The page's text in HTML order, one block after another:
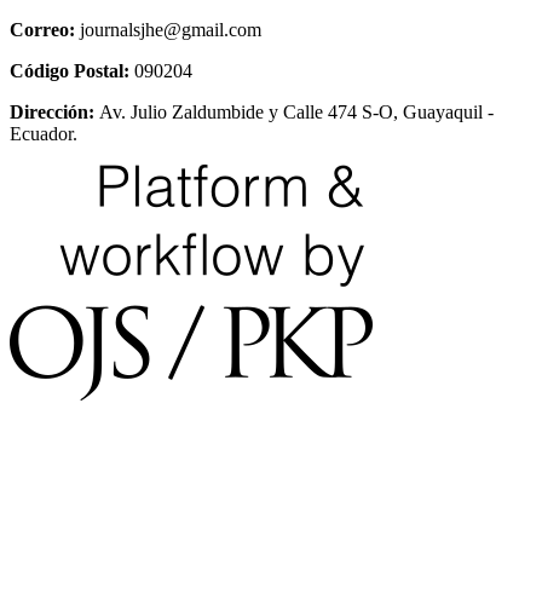
Correo: journalsjhe@gmail.com
Código Postal: 090204
Dirección: Av. Julio Zaldumbide y Calle 474 S-O, Guayaquil -
Ecuador.